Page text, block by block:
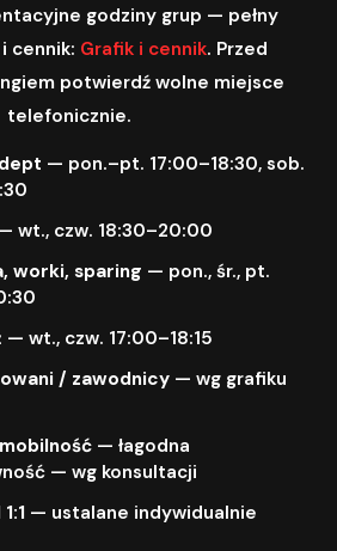
godziny grup — pełny
cennik: Grafik i cennik. Przed
potwierdź wolne miejsce
telefonicznie.
— pon.–pt. 17:00–18:30, sob.
wt., czw. 18:30–20:00
worki, sparing — pon., śr., pt.
— wt., czw. 17:00–18:15
/ zawodnicy— wg grafiku
— łagodna
— wg konsultacji
— ustalane indywidualnie